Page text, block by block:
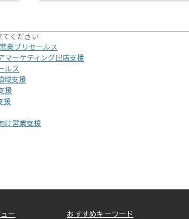
てください
業プリセールス
マーケティング出店支援
ルス
域支援
援
援
け営業支援
ー おすすめキーワード